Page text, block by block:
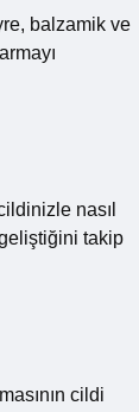
balzamik ve
nasıl
takip
cildi